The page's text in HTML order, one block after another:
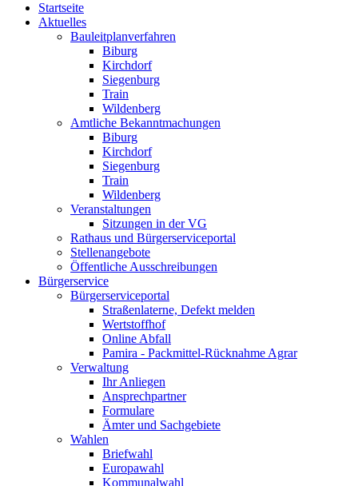
Startseite
Aktuelles
Bauleitplanverfahren
Biburg
Kirchdorf
Siegenburg
Train
Wildenberg
Amtliche Bekanntmachungen
Biburg
Kirchdorf
Siegenburg
Train
Wildenberg
Veranstaltungen
Sitzungen in der VG
Rathaus und Bürgerserviceportal
Stellenangebote
Öffentliche Ausschreibungen
Bürgerservice
Bürgerserviceportal
Straßenlaterne, Defekt melden
Wertstoffhof
Online Abfall
Pamira - Packmittel-Rücknahme Agrar
Verwaltung
Ihr Anliegen
Ansprechpartner
Formulare
Ämter und Sachgebiete
Wahlen
Briefwahl
Europawahl
Kommunalwahl